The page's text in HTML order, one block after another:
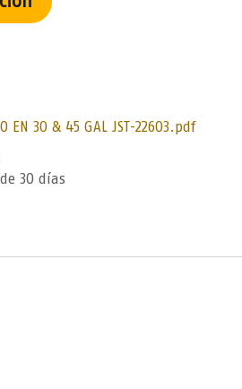
EN 30 & 45 GAL JST-22603.pdf
30 días